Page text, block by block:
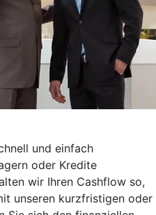
und einfach
oder Kredite
wir Ihren Cashflow so,
unseren kurzfristigen oder